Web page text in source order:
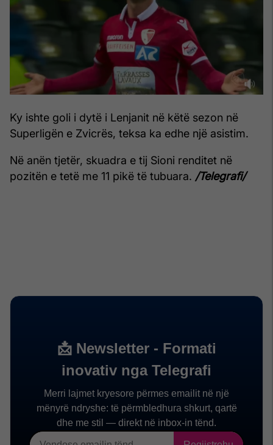
Ky ishte goli i dytë i Lenjanit në këtë sezon në
Superligën e Zvicrës, teksa ka edhe një asistim.
Në anën tjetër, skuadra e tij Sioni renditet në
pozitën e tetë me 11 pikë të tubuara. /Telegrafi/